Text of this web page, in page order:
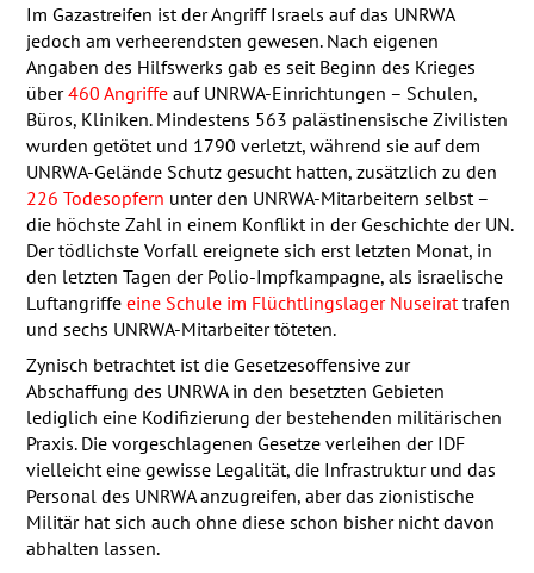
Im Gazastreifen ist der Angriff Israels auf das UNRWA
jedoch am verheerendsten gewesen. Nach eigenen
Angaben des Hilfswerks gab es seit Beginn des Krieges
über460 Angriffeauf UNRWA-Einrichtungen – Schulen,
Büros, Kliniken. Mindestens 563 palästinensische Zivilisten
wurden getötet und 1790 verletzt, während sie auf dem
UNRWA-Gelände Schutz gesucht hatten, zusätzlich zu den
226 Todesopfern unter den UNRWA-Mitarbeitern selbst –
die höchste Zahl in einem Konflikt in der Geschichte der UN.
Der tödlichste Vorfall ereignete sich erst letzten Monat, in
den letzten Tagen der Polio-Impfkampagne, als israelische
Luftangriffe eine Schule im Flüchtlingslager Nuseirattrafen
und sechs UNRWA-Mitarbeiter töteten.
Zynisch betrachtet ist die Gesetzesoffensive zur
Abschaffung des UNRWAin den besetzten Gebieten
lediglich eine Kodifizierung der bestehenden militärischen
Praxis. Die vorgeschlagenen Gesetze verleihen der IDF
vielleicht eine gewisse Legalität, die Infrastruktur und das
Personal des UNRWAanzugreifen, aber das zionistische
Militär hat sich auch ohne diese schon bisher nicht davon
abhalten lassen.